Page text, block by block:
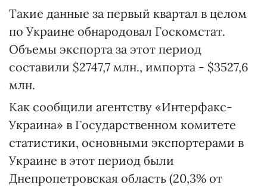
Такие данные за первый квартал в целом
по Украине обнародовал Госкомстат.
Объемы экспорта за этот период
составили $2747,7 млн., импорта - $3527,6
млн.
Как сообщили агентству «Интерфакс-
Украина» в Государственном комитете
статистики, основными экспортерами в
Украине в этот период были
Днепропетровская область (20,3% от